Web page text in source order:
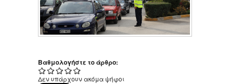
Βαθμολογήστε το άρθρο:
Δεν υπάρχουν ακόμα ψήφοι